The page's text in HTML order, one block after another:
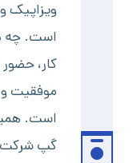
ویزاپیک
است. چه
کار،
موفقیت
است.
گپ شرکت